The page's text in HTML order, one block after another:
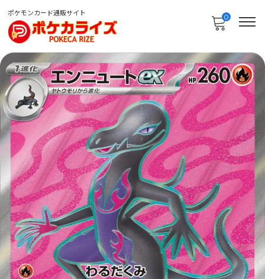
ポケモンカード通販サイト 0